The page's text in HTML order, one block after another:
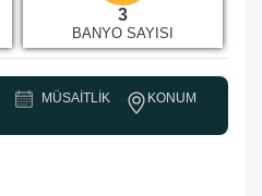
3
BANYO SAYISI
MÜSAITLIK KONUM